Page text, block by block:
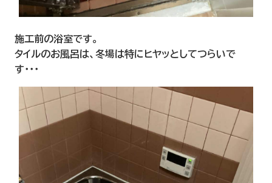
施工前の浴室です。
タイルのお風呂は、冬場は特にヒヤッとしてつらいで
す・・・